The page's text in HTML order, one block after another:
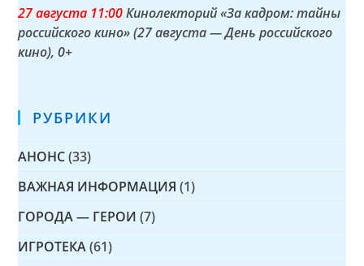
27 августа 11:00Кинолекторий «За кадром: тайны
российского кино» (27 августа — День российского
кино), 0+
РУБРИКИ
АНОНС (33)
ВАЖНАЯ ИНФОРМАЦИЯ (1)
ГОРОДА — ГЕРОИ (7)
ИГРОТЕКА (61)